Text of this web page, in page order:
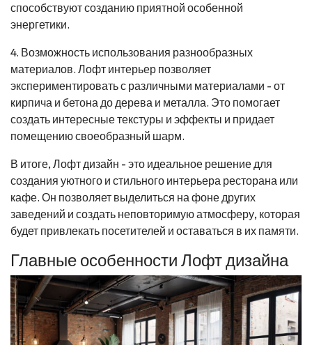
способствуют созданию приятной особенной
энергетики.
4. Возможность использования разнообразных
материалов. Лофт интерьер позволяет
экспериментировать с различными материалами - от
кирпича и бетона до дерева и металла. Это помогает
создать интересные текстуры и эффекты и придает
помещению своеобразный шарм.
В итоге, Лофт дизайн - это идеальное решение для
создания уютного и стильного интерьера ресторана или
кафе. Он позволяет выделиться на фоне других
заведений и создать неповторимую атмосферу, которая
будет привлекать посетителей и оставаться в их памяти.
Главные особенности Лофт дизайна